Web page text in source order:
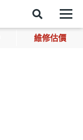
維修估價